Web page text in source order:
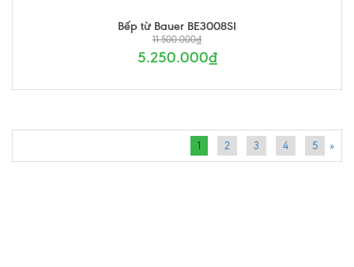
Bếp từ Bauer BE3008SI
11.500.000₫
5.250.000₫
1 2 3 4 5 »